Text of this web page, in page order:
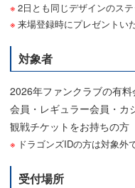
2日とも同じデザインのス
来場登録時にプレゼントい
対象者
2026年ファンクラブの有
会員・レギュラー会員・カ
観戦チケットをお持ちの方
ドラゴンズIDの方は対象外
受付場所